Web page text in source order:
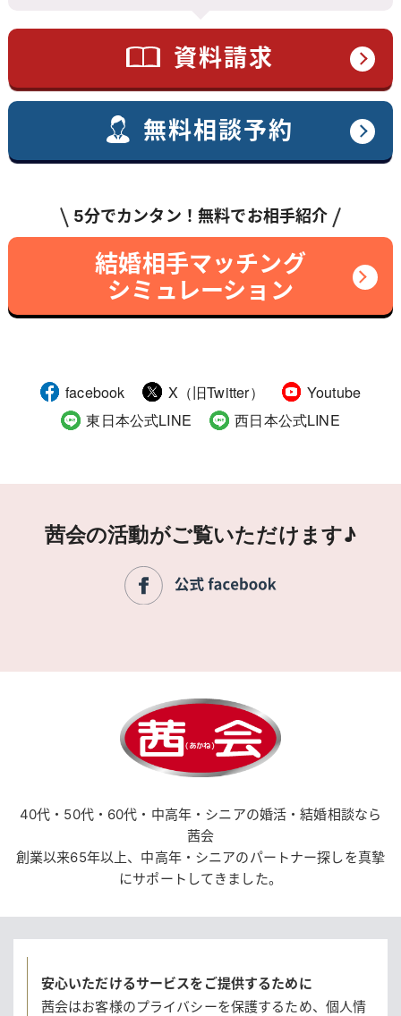
資料請求
無料相談予約
5分でカンタン！無料でお相手紹介
結婚相手マッチング
シミュレーション
facebook X（旧Twitter）
Youtube
東日本公式LINE
西日本公式LINE
茜会の活動がご覧いただけます♪
40代・50代・60代・中高年・シニアの婚活・結婚相談なら
茜会
創業以来65年以上、中高年・シニアのパートナー探しを真摯
にサポートしてきました。
安心いただけるサービスをご提供するために
茜会はお客様のプライバシーを保護するため、 個人情